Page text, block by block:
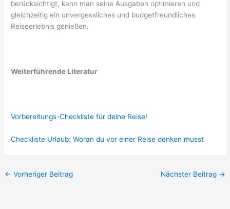
berücksichtigt, kann man seine Ausgaben optimieren und
gleichzeitig ein unvergessliches und budgetfreundliches
Reiseerlebnis genießen.
Weiterführende Literatur
Vorbereitungs-Checkliste für deine Reise!
Checkliste Urlaub: Woran du vor einer Reise denken musst
← Vorheriger Beitrag Nächster Beitrag →